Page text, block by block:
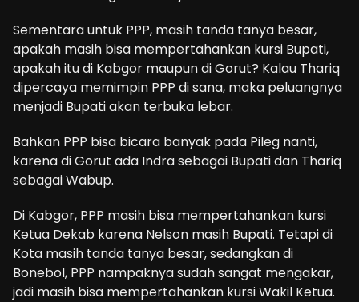
Sementara untuk PPP, masih tanda tanya besar,
apakah masih bisa mempertahankan kursi Bupati,
apakah itu di Kabgor maupun di Gorut? Kalau Thariq
dipercaya memimpin PPP di sana, maka peluangnya
menjadi Bupati akan terbuka lebar.
Bahkan PPP bisa bicara banyak pada Pileg nanti,
karena di Gorut ada Indra sebagai Bupati dan Thariq
sebagai Wabup.
Di Kabgor, PPP masih bisa mempertahankan kursi
Ketua Dekab karena Nelson masih Bupati. Tetapi di
Kota masih tanda tanya besar, sedangkan di
Bonebol, PPP nampaknya sudah sangat mengakar,
jadi masih bisa mempertahankan kursi Wakil Ketua.